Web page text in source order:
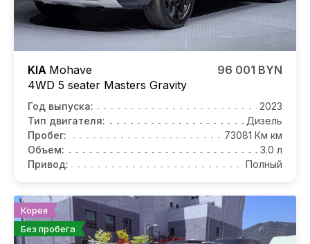
KIA Mohave
4WD 5 seater Masters Gravity
96 001 BYN
Год выпуска:
2023
Тип двигателя:
Дизель
Пробег:
73081 Км км
Объем:
3.0 л
Привод:
Полный
Корея
Без пробега